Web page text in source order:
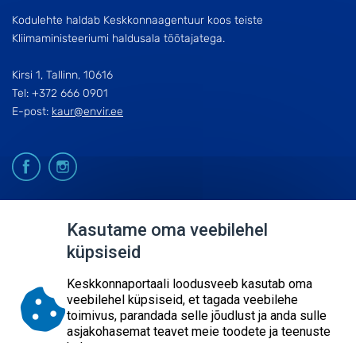
KESKKONNAAGENTUUR
ESITA PÄRING
Kodulehte haldab Keskkonnaagentuur koos teiste
Kliimaministeeriumi haldusala töötajatega.
Kirsi 1, Tallinn, 10616
Tel: +372 666 0901
E-post: kaur@envir.ee
Kasutame oma veebilehel
küpsiseid
Keskkonnaportaali loodusveeb kasutab oma
veebilehel küpsiseid, et tagada veebilehe
toimivus, parandada selle jõudlust ja anda sulle
asjakohasemat teavet meie toodete ja teenuste